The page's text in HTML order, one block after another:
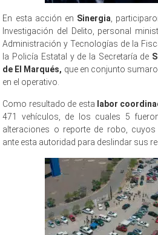
En esta acción en Sinergia,
Investigación del Delito, personal
Administración y Tecnologías de la
la Policía Estatal y de la Secretaría de
de El Marqués, que en conjunto
en el operativo.
Como resultado de esta labor
471 vehículos, de los cuales 5
alteraciones o reporte de robo,
ante esta autoridad para deslindar sus